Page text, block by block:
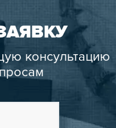
консультацию